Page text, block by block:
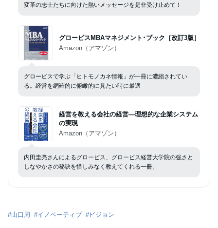
変革の志士たちに向けた熱いメッセージを是非受け止めて！
グロービスMBAマネジメント･ブック［改訂3版］
Amazon（アマゾン）
グロービスで学ぶ「ヒトモノカネ情報」が一冊に濃縮されてい
る。経営を網羅的に俯瞰的に見たい時に最適
経営を教える会社の経営―理想的な企業システム
の実現
Amazon（アマゾン）
内田圭亮さんによるグロービス、グロービス経営大学院の強さと
しなやかさの秘訣を惜しみなく教えてくれる一冊。
#山口周 #イノベーティブ #ビジョン